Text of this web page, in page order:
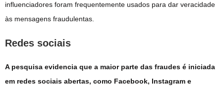
influenciadores foram frequentemente usados para dar veracidade
às mensagens fraudulentas.
Redes sociais
A pesquisa evidencia que a maior parte das fraudes é iniciada
em redes sociais abertas, como Facebook, Instagram e